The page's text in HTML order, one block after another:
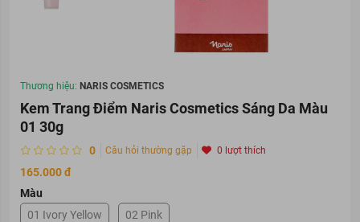
Thương hiệu: NARIS COSMETICS
Kem Trang Điểm Naris Cosmetics Sáng Da Màu
01 30g
0 Câu hỏi thường gặp 0 lượt thích
165.000 đ
Màu
01 Ivory Yellow
02 Pink